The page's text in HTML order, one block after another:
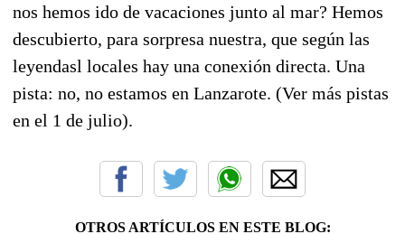
nos hemos ido de vacaciones junto al mar? Hemos
descubierto, para sorpresa nuestra, que según las
leyendasl locales hay una conexión directa. Una
pista: no, no estamos en Lanzarote. (Ver más pistas
en el 1 de julio).
OTROS ARTÍCULOS EN ESTE BLOG: